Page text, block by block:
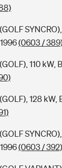
(0603 /
110
128
(0603 / 392)